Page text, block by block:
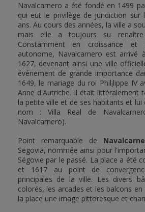
Navalcarnero a été fondé en 1499
qui eut le privilège de juridiction sur
ans. Au cours des années, la ville a
mais elle a toujours su
Constamment en croissance
autonome, Navalcarnero est arrivé
1627, devenant ainsi une ville
événement de grande importance
1649, le mariage du roi Phil¡lippe IV
Anne d'Autriche. Il était littéralement
la petite ville et de ses habitants et
nom : Villa Real de
Navalcarnero).
Point remarquable de
Segovia, nommée ainsi pour
Ségovie par le passé. La place a été
et 1617 au point de
principales de la ville. Les divers
colorés, les arcades et les balcons
la place une image pittoresque et